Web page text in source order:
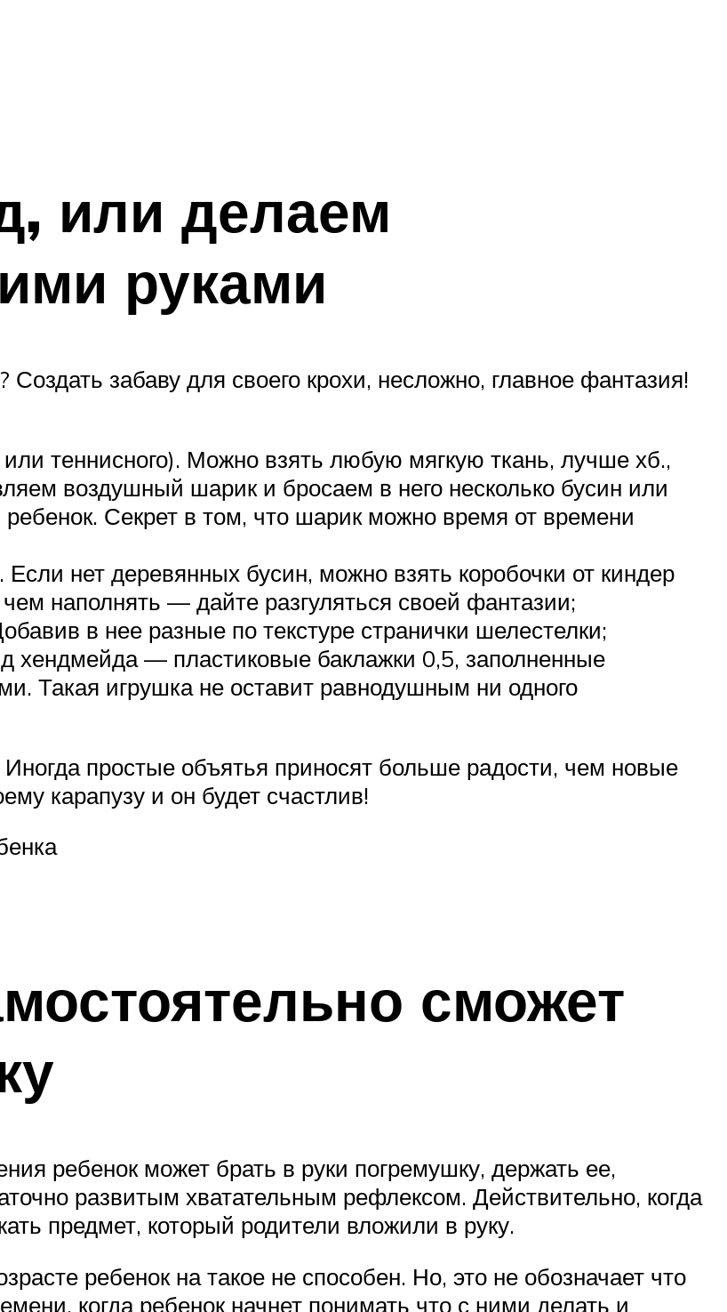
или делаем
руками
забаву для своего крохи, несложно, главное фантазия!
теннисного). Можно взять любую мягкую ткань, лучше хб.,
воздушный шарик и бросаем в него несколько бусин или
Секрет в том, что шарик можно время от времени
нет деревянных бусин, можно взять коробочки от киндер
наполнять — дайте разгуляться своей фантазии;
в нее разные по текстуре странички шелестелки;
хендмейда — пластиковые баклажки 0,5, заполненные
Такая игрушка не оставит равнодушным ни одного
простые объятья приносят больше радости, чем новые
карапузу и он будет счастлив!
сможет
ребенок может брать в руки погремушку, держать ее,
развитым хватательным рефлексом. Действительно, когда
предмет, который родители вложили в руку.
ребенок на такое не способен. Но, это не обозначает что
когда ребенок начнет понимать что с ними делать и